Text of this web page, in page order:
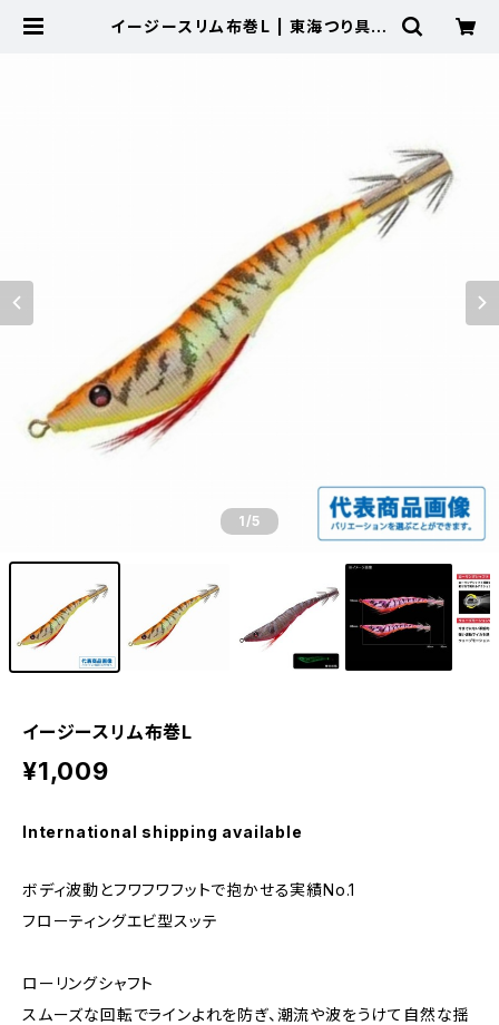
イージースリム布巻L | 東海つり具
1/5
イージースリム布巻L
¥1,009
International shipping available
ボディ波動とフワフワフットで抱かせる実績No.1
フローティングエビ型スッテ
ローリングシャフト
スムーズな回転でラインよれを防ぎ、潮流や波をうけて自然な揺